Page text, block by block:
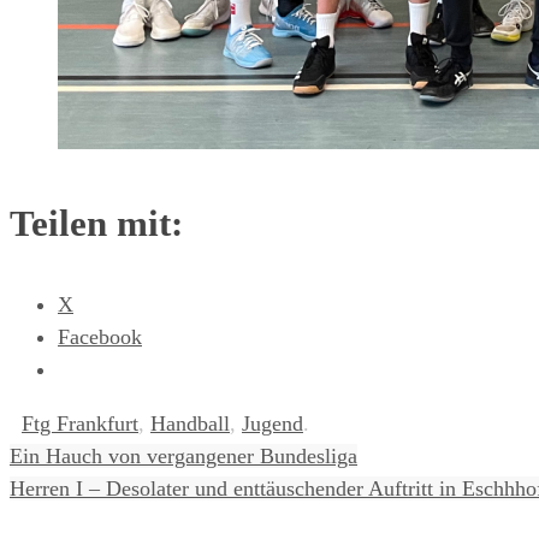
Teilen mit:
X
Facebook
Ftg Frankfurt, Handball, Jugend.
Ein Hauch von vergangener Bundesliga
Herren I – Desolater und enttäuschender Auftritt in